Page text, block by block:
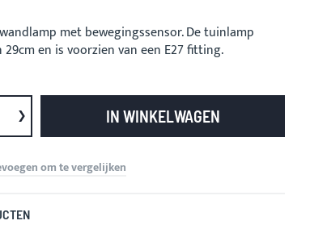
met bewegingssensor. De tuinlamp
en is voorzien van een E27 fitting.
IN WINKELWAGEN
om te vergelijken